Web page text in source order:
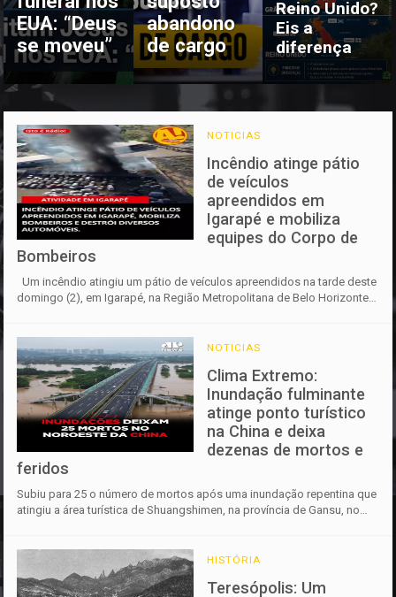
EUA: “Deus
se moveu”
abandono
de cargo
Reino Unido?
Eis a
diferença
NOTICIAS
Incêndio atinge pátio
de veículos
apreendidos em
Igarapé e mobiliza
equipes do Corpo de
Bombeiros
Um incêndio atingiu um pátio de veículos apreendidos na tarde deste
domingo (2), em Igarapé, na Região Metropolitana de Belo Horizonte.
NOTICIAS
Clima Extremo:
Inundação fulminante
atinge ponto turístico
na China e deixa
dezenas de mortos e
feridos
Subiu para 25 o número de mortos após uma inundação repentina que
atingiu a área turística de Shuangshimen, na província de Gansu, no
HISTÓRIA
Teresópolis: Um